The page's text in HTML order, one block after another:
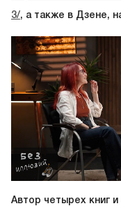
3/, а также в Дзене,
Автор четырех книг